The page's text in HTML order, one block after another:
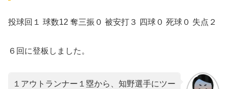
投球回１ 球数12 奪三振０ 被安打３ 四球０ 死球０ 失点２
６回に登板しました。
１アウトランナー１塁から、知野選手にツー